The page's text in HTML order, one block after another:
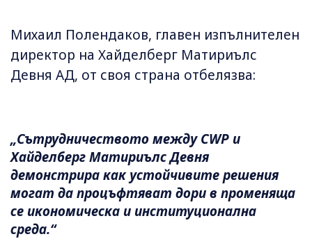
Михаил Полендаков, главен изпълнителен
директор на Хайделберг Матириълс
Девня АД, от своя страна отбелязва:
„Сътрудничеството между CWP и
Хайделберг Матириълс Девня
демонстрира как устойчивите решения
могат да процъфтяват дори в променяща
се икономическа и институционална
среда.“